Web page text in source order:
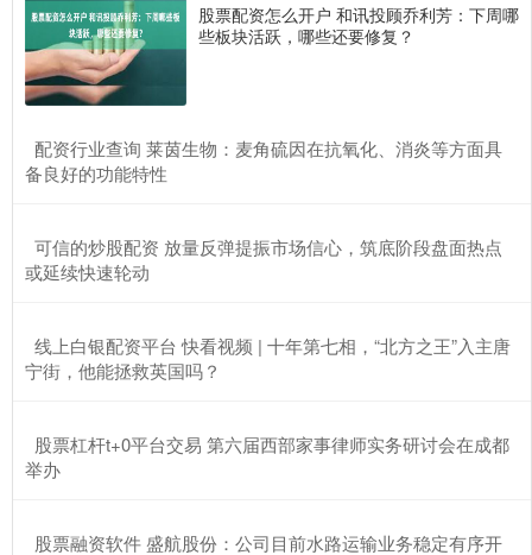
股票配资怎么开户 和讯投顾乔利芳：下周哪
些板块活跃，哪些还要修复？
​配资行业查询 莱茵生物：麦角硫因在抗氧化、消炎等方面具
备良好的功能特性
​可信的炒股配资 放量反弹提振市场信心，筑底阶段盘面热点
或延续快速轮动
​线上白银配资平台 快看视频 | 十年第七相，“北方之王”入主唐
宁街，他能拯救英国吗？
​股票杠杆t+0平台交易 第六届西部家事律师实务研讨会在成都
举办
​股票融资软件 盛航股份：公司目前水路运输业务稳定有序开